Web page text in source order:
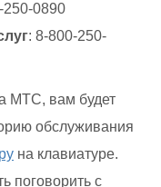
250-0890
: 8-800-250-
МТС, вам будет
обслуживания
на клавиатуре.
поговорить с